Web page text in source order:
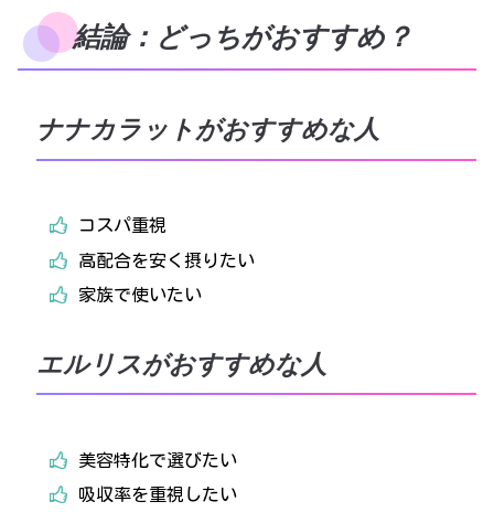
結論：どっちがおすすめ？
ナナカラットがおすすめな人
コスパ重視
高配合を安く摂りたい
家族で使いたい
エルリスがおすすめな人
美容特化で選びたい
吸収率を重視したい